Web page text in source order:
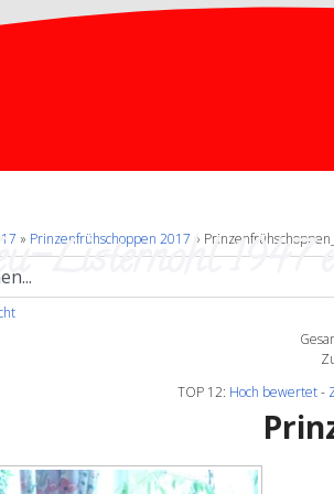
Listernohl 1947
» Prinzenfrühschoppen 2017 »
TOP 12: Hoch bewertet-